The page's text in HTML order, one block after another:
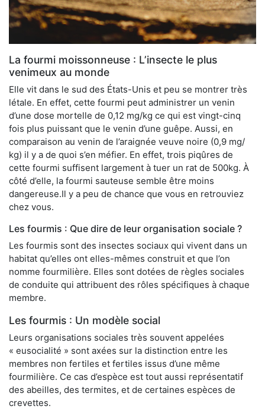
La fourmi moissonneuse : L’insecte le plus
venimeux au monde
Elle vit dans le sud des États-Unis et peu se montrer très
létale. En effet, cette fourmi peut administrer un venin
d’une dose mortelle de 0,12 mg/kg ce qui est vingt-cinq
fois plus puissant que le venin d’une guêpe. Aussi, en
comparaison au venin de l’araignée veuve noire (0,9 mg/
kg) il y a de quoi s’en méfier. En effet, trois piqûres de
cette fourmi suffisent largement à tuer un rat de 500kg. À
côté d’elle, la fourmi sauteuse semble être moins
dangereuse.Il y a peu de chance que vous en retrouviez
chez vous.
Les fourmis : Que dire de leur organisation sociale ?
Les fourmis sont des insectes sociaux qui vivent dans un
habitat qu’elles ont elles-mêmes construit et que l’on
nomme fourmilière. Elles sont dotées de règles sociales
de conduite qui attribuent des rôles spécifiques à chaque
membre.
Les fourmis : Un modèle social
Leurs organisations sociales très souvent appelées
« eusocialité » sont axées sur la distinction entre les
membres non fertiles et fertiles issus d’une même
fourmilière. Ce cas d’espèce est tout aussi représentatif
des abeilles, des termites, et de certaines espèces de
crevettes.